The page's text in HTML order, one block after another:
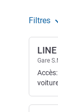
Filtres
Gare
Accès: